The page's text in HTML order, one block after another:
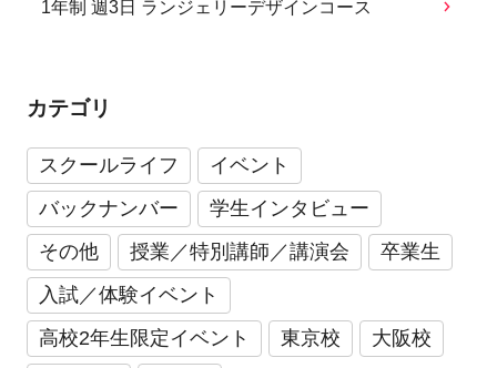
1年制 週3日 ランジェリーデザインコース
カテゴリ
スクールライフ
イベント
バックナンバー
学生インタビュー
その他
授業／特別講師／講演会
卒業生
入試／体験イベント
高校2年生限定イベント
東京校
大阪校